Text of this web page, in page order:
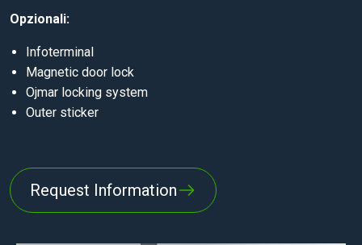
Opzionali:
Infoterminal
Magnetic door lock
Ojmar locking system
Outer sticker
Request Information